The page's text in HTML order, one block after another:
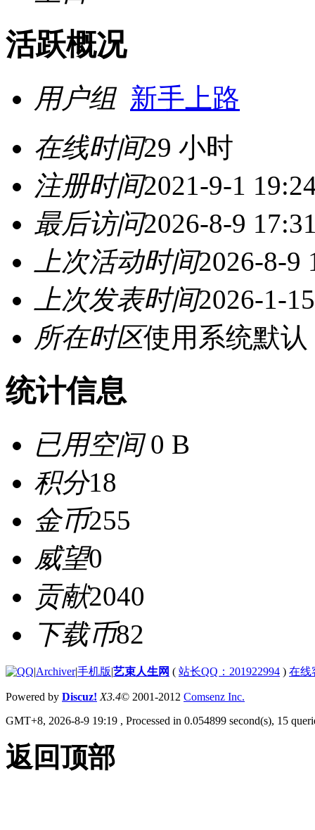
活跃概况
用户组 新手上路
在线时间29 小时
注册时间2021-9-1
最后访问2026-8-9
上次活动时间2026-8-9
上次发表时间2026-1-
所在时区使用系统默认
统计信息
已用空间0 B
积分18
金币255
威望0
贡献2040
下载币82
|Archiver|手机版|艺束人生网 ( 站长QQ：201922994 ) 在线
Powered by Discuz! X3.4© 2001-2012 Comsenz Inc.
GMT+8, 2026-8-9 19:19 , Processed in 0.054899 second(s), 15
返回顶部